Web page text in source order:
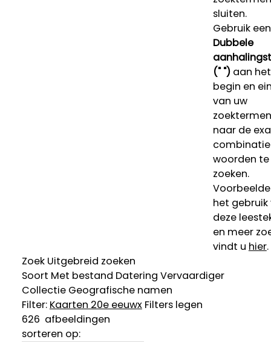
sluiten.
Gebruik een
Dubbele
(" ")aan het
begin en
van uw
naar de
woorden te
zoeken.
het gebruik
deze
en meer
vindt u hier.
Zoek Uitgebreid zoeken
Soort Met bestand Datering Vervaardiger
Collectie Geografische namen
Filter: Kaarten 20e eeuwx Filters legen
626 afbeeldingen
sorteren op: